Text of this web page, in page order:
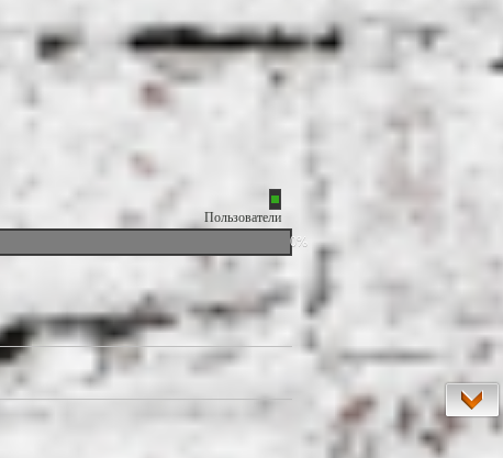
Пользователи
0%